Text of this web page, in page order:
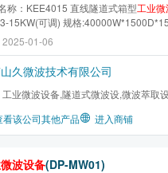
称：KEE4015 直线隧道式箱型工业
15KW(可调) 规格
控制方式:全自动、半自动两
2025-01-06
久微波技术有限公司
工业微波设备,隧道式微波设,微波萃取
看该公司其他产品
进入商铺
波设备(DP-MW01)